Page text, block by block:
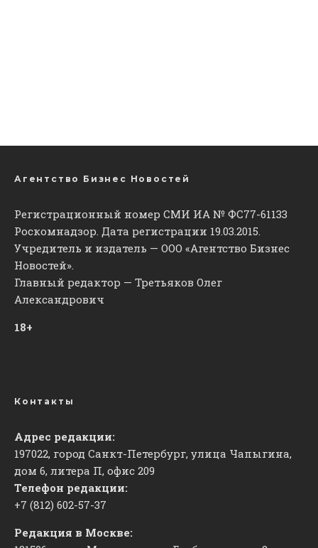
Агентство Бизнес Новостей
Регистрационный номер СМИ ИА № ФС77-61133
Роскомнадзор. Дата регистрации 19.03.2015.
Учредитель и издатель — ООО «Агентство Бизнес
Новостей».
Главный редактор — Третьяков Олег
Александрович
18+
Контакты
Адрес редакции:
197022, город Санкт-Петербург, улица Чапыгина,
дом 6, литера П, офис 209
Телефон редакции:
+7 (812) 602-57-37
Редакция в Москве: